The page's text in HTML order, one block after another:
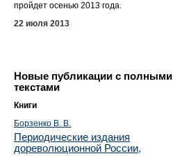
пройдет осенью 2013 года.
22 июля 2013
Новые публикации с полными
текстами
Книги
Борзенко В. В.
Периодические издания
дореволюционной России,